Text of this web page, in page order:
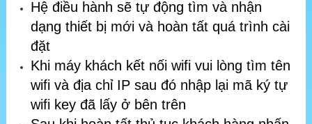
Hệ điều hành sẽ tự động tìm và nhận
dạng thiết bị mới và hoàn tất quá trình cài
đặt
Khi máy khách kết nối wifi vui lòng tìm tên
wifi và địa chỉ IP sau đó nhập lại mã ký tự
wifi key đã lấy ở bên trên